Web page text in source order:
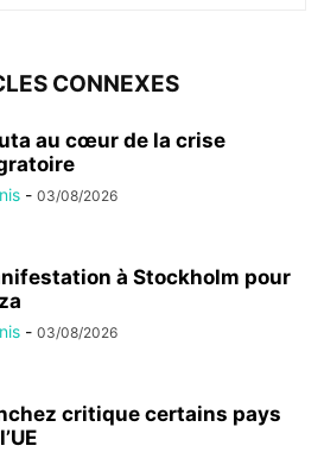
CONNEXES
au cœur de la crise
- 03/08/2026
à Stockholm pour
- 03/08/2026
critique certains pays